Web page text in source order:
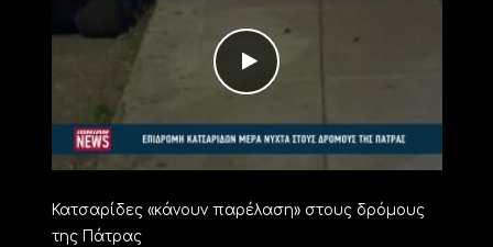
Κατσαρίδες «κάνουν παρέλαση» στους δρόμους
της Πάτρας